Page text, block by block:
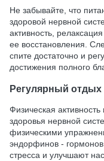
Не забывайте, что
здоровой нервной
активность,
ее восстановления.
спите достаточно и
достижения полного
Регулярный отдых
Физическая
здоровья нервной
физическими
эндорфинов -
стресса и улучшают